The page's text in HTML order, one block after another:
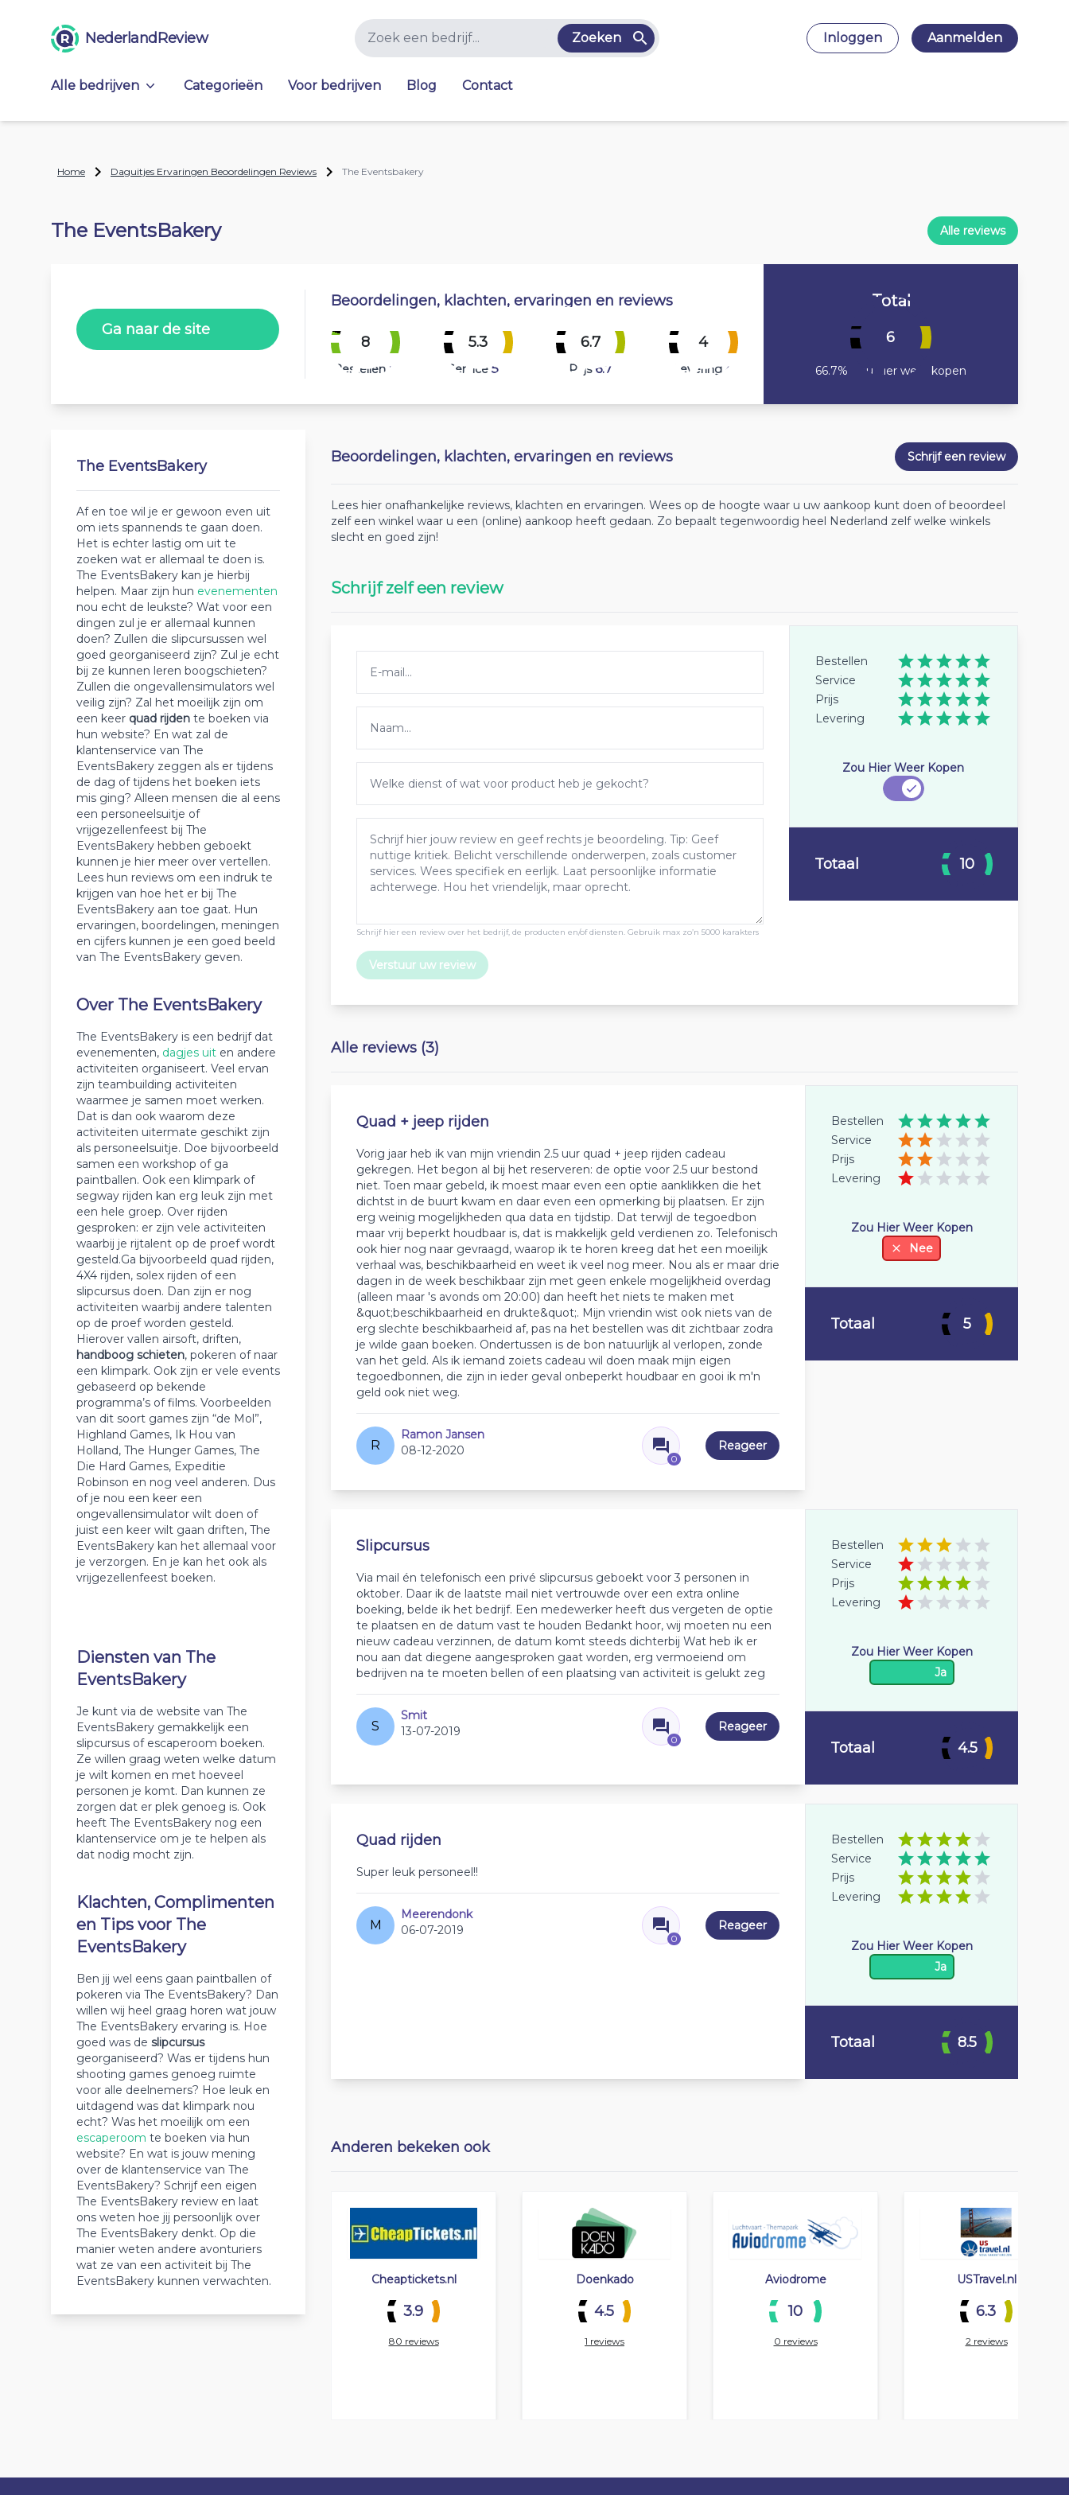
NederlandReview Zoeken Inloggen Aanmelden
Alle bedrijven Categorieën Voor bedrijven Blog Contact
Home Daguitjes Ervaringen Beoordelingen Reviews The Eventsbakery
The EventsBakery Alle reviews
Ga naar de site
Beoordelingen, klachten, ervaringen en reviews
8
Bestellen 8
5.3
Service 5.3
6.7
Prijs 6.7
4
Levering 4
Total
6
66.7% Zou hier weer kopen
The EventsBakery
Af en toe wil je er gewoon even uit
om iets spannends te gaan doen.
Het is echter lastig om uit te
zoeken wat er allemaal te doen is.
The EventsBakery kan je hierbij
helpen. Maar zijn hun evenementen
nou echt de leukste? Wat voor een
dingen zul je er allemaal kunnen
doen? Zullen die slipcursussen wel
goed georganiseerd zijn? Zul je echt
bij ze kunnen leren boogschieten?
Zullen die ongevallensimulators wel
veilig zijn? Zal het moeilijk zijn om
een keer quad rijden te boeken via
hun website? En wat zal de
klantenservice van The
EventsBakery zeggen als er tijdens
de dag of tijdens het boeken iets
mis ging? Alleen mensen die al eens
een personeelsuitje of
vrijgezellenfeest bij The
EventsBakery hebben geboekt
kunnen je hier meer over vertellen.
Lees hun reviews om een indruk te
krijgen van hoe het er bij The
EventsBakery aan toe gaat. Hun
ervaringen, boordelingen, meningen
en cijfers kunnen je een goed beeld
van The EventsBakery geven.
Over The EventsBakery
The EventsBakery is een bedrijf dat
evenementen, dagjes uit en andere
activiteiten organiseert. Veel ervan
zijn teambuilding activiteiten
waarmee je samen moet werken.
Dat is dan ook waarom deze
activiteiten uitermate geschikt zijn
als personeelsuitje. Doe bijvoorbeeld
samen een workshop of ga
paintballen. Ook een klimpark of
segway rijden kan erg leuk zijn met
een hele groep. Over rijden
gesproken: er zijn vele activiteiten
waarbij je rijtalent op de proef wordt
gesteld.Ga bijvoorbeeld quad rijden,
4X4 rijden, solex rijden of een
slipcursus doen. Dan zijn er nog
activiteiten waarbij andere talenten
op de proef worden gesteld.
Hierover vallen airsoft, driften,
handboog schieten, pokeren of naar
een klimpark. Ook zijn er vele events
gebaseerd op bekende
programma’s of films. Voorbeelden
van dit soort games zijn “de Mol”,
Highland Games, Ik Hou van
Holland, The Hunger Games, The
Die Hard Games, Expeditie
Robinson en nog veel anderen. Dus
of je nou een keer een
ongevallensimulator wilt doen of
juist een keer wilt gaan driften, The
EventsBakery kan het allemaal voor
je verzorgen. En je kan het ook als
vrijgezellenfeest boeken.
Diensten van The
EventsBakery
Je kunt via de website van The
EventsBakery gemakkelijk een
slipcursus of escaperoom boeken.
Ze willen graag weten welke datum
je wilt komen en met hoeveel
personen je komt. Dan kunnen ze
zorgen dat er plek genoeg is. Ook
heeft The EventsBakery nog een
klantenservice om je te helpen als
dat nodig mocht zijn.
Klachten, Complimenten
en Tips voor The
EventsBakery
Ben jij wel eens gaan paintballen of
pokeren via The EventsBakery? Dan
willen wij heel graag horen wat jouw
The EventsBakery ervaring is. Hoe
goed was de slipcursus
georganiseerd? Was er tijdens hun
shooting games genoeg ruimte
voor alle deelnemers? Hoe leuk en
uitdagend was dat klimpark nou
echt? Was het moeilijk om een
escaperoom te boeken via hun
website? En wat is jouw mening
over de klantenservice van The
EventsBakery? Schrijf een eigen
The EventsBakery review en laat
ons weten hoe jij persoonlijk over
The EventsBakery denkt. Op die
manier weten andere avonturiers
wat ze van een activiteit bij The
EventsBakery kunnen verwachten.
Beoordelingen, klachten, ervaringen en reviews Schrijf een review
Lees hier onafhankelijke reviews, klachten en ervaringen. Wees op de hoogte waar u uw aankoop kunt doen of beoordeel
zelf een winkel waar u een (online) aankoop heeft gedaan. Zo bepaalt tegenwoordig heel Nederland zelf welke winkels
slecht en goed zijn!
Schrijf zelf een review
Schrijf hier een review over het bedrijf, de producten en/of diensten. Gebruik max zo’n 5000 karakters
Verstuur uw review
Bestellen
Service
Prijs
Levering
Zou Hier Weer Kopen
Totaal 10
Alle reviews (3)
Quad + jeep rijden
Vorig jaar heb ik van mijn vriendin 2.5 uur quad + jeep rijden cadeau
gekregen. Het begon al bij het reserveren: de optie voor 2.5 uur bestond
niet. Toen maar gebeld, ik moest maar even een optie aanklikken die het
dichtst in de buurt kwam en daar even een opmerking bij plaatsen. Er zijn
erg weinig mogelijkheden qua data en tijdstip. Dat terwijl de tegoedbon
maar vrij beperkt houdbaar is, dat is makkelijk geld verdienen zo. Telefonisch
ook hier nog naar gevraagd, waarop ik te horen kreeg dat het een moeilijk
verhaal was, beschikbaarheid en weet ik veel nog meer. Nou als er maar drie
dagen in de week beschikbaar zijn met geen enkele mogelijkheid overdag
(alleen maar 's avonds om 20:00) dan heeft het niets te maken met
&quot;beschikbaarheid en drukte&quot;. Mijn vriendin wist ook niets van de
erg slechte beschikbaarheid af, pas na het bestellen was dit zichtbaar zodra
je wilde gaan boeken. Ondertussen is de bon natuurlijk al verlopen, zonde
van het geld. Als ik iemand zoiets cadeau wil doen maak mijn eigen
tegoedbonnen, die zijn in ieder geval onbeperkt houdbaar en gooi ik m'n
geld ook niet weg.
R
Ramon Jansen
08-12-2020
0
Reageer
Bestellen
Service
Prijs
Levering
Zou Hier Weer Kopen
Nee
Totaal 5
Slipcursus
Via mail én telefonisch een privé slipcursus geboekt voor 3 personen in
oktober. Daar ik de laatste mail niet vertrouwde over een extra online
boeking, belde ik het bedrijf. Een medewerker heeft dus vergeten de optie
te plaatsen en de datum vast te houden Bedankt hoor, wij moeten nu een
nieuw cadeau verzinnen, de datum komt steeds dichterbij Wat heb ik er
nou aan dat diegene aangesproken gaat worden, erg vermoeiend om
bedrijven na te moeten bellen of een plaatsing van activiteit is gelukt zeg
S
Smit
13-07-2019
0
Reageer
Bestellen
Service
Prijs
Levering
Zou Hier Weer Kopen
Ja
Totaal 4.5
Quad rijden
Super leuk personeel!!
M
Meerendonk
06-07-2019
0
Reageer
Bestellen
Service
Prijs
Levering
Zou Hier Weer Kopen
Ja
Totaal 8.5
Anderen bekeken ook
Cheaptickets.nl
3.9
80 reviews
Doenkado
4.5
1 reviews
Aviodrome
10
0 reviews
USTravel.nl
6.3
2 reviews